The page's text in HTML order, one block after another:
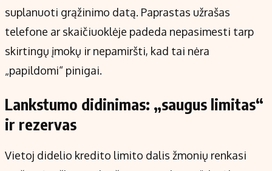
suplanuoti grąžinimo datą. Paprastas užrašas
telefone ar skaičiuoklėje padeda nepasimesti tarp
skirtingų įmokų ir nepamiršti, kad tai nėra
„papildomi“ pinigai.
Lankstumo didinimas: „saugus limitas“
ir rezervas
Vietoj didelio kredito limito dalis žmonių renkasi